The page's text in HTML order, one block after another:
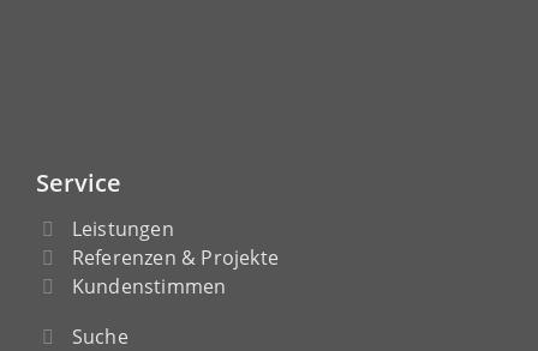
Service
Leistungen
Referenzen & Projekte
Kundenstimmen
Suche